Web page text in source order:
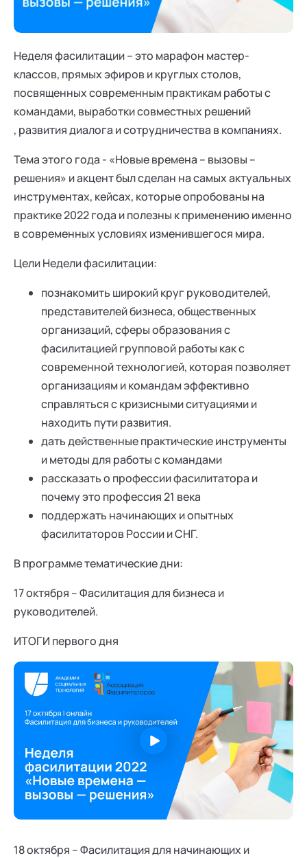
Неделя фасилитации – это марафон мастер-
классов, прямых эфиров и круглых столов,
посвященных современным практикам работы с
командами, выработки совместных решений
, развития диалога и сотрудничества в компаниях.
Тема этого года - «Новые времена – вызовы –
решения» и акцент был сделан на самых актуальных
инструментах, кейсах, которые опробованы на
практике 2022 года и полезны к применению именно
в современных условиях изменившегося мира.
Цели Недели фасилитации:
познакомить широкий круг руководителей,
представителей бизнеса, общественных
организаций, сферы образования с
фасилитацией групповой работы как с
современной технологией, которая позволяет
организациям и командам эффективно
справляться с кризисными ситуациями и
находить пути развития.
дать действенные практические инструменты
и методы для работы с командами
рассказать о профессии фасилитатора и
почему это профессия 21 века
поддержать начинающих и опытных
фасилитаторов России и СНГ.
В программе тематические дни:
17 октября – Фасилитация для бизнеса и
руководителей.
ИТОГИ первого дня
18 октября – Фасилитация для начинающих и
Профессионалам
Поддержка